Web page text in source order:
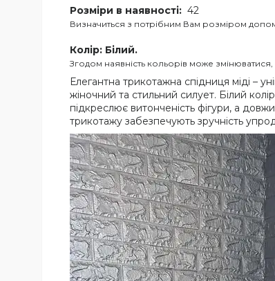
Розміри в наявності: 42
Визначиться з потрібним Вам розміром
Колір: Білий.
Згодом наявність кольорів може
Елегантна трикотажна спідниця міді –
жіночний та стильний силует. Білий
підкреслює витонченість фігури, а
трикотажу забезпечують зручність